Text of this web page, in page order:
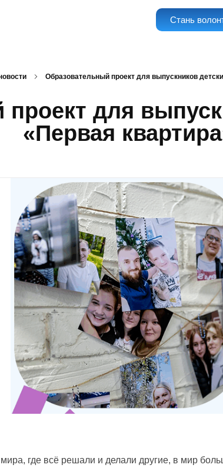
Стань
Образовательный проект для выпускников
для
«Первая
где всё решали и делали другие, в мир